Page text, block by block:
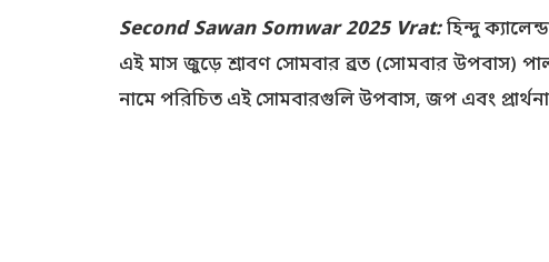
Second Sawan Somwar 2025 Vrat:হিন্দু
এই মাস জুড়ে শ্রাবণ সোমবার ব্রত (সোমবার উপবাস)
নামে পরিচিত এই সোমবারগুলি উপবাস, জপ এবং